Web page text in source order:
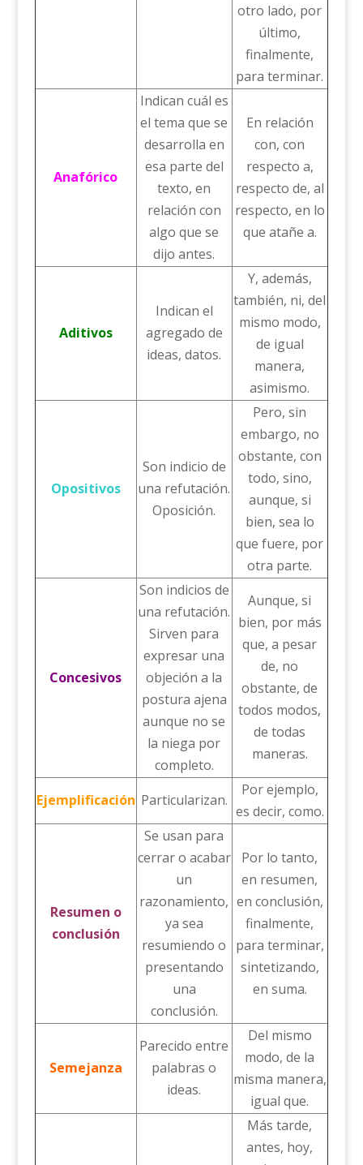
otro lado, por
último,
finalmente,
para terminar.
Anafórico
Indican cuál es
el tema que se
desarrolla en
esa parte del
texto, en
relación con
algo que se
dijo antes.
En relación
con, con
respecto a,
respecto de, al
respecto, en lo
que atañe a.
Aditivos
Indican el
agregado de
ideas, datos.
Y, además,
también, ni, del
mismo modo,
de igual
manera,
asimismo.
Opositivos
Son indicio de
una refutación.
Oposición.
Pero, sin
embargo, no
obstante, con
todo, sino,
aunque, si
bien, sea lo
que fuere, por
otra parte.
Concesivos
Son indicios de
una refutación.
Sirven para
expresar una
objeción a la
postura ajena
aunque no se
la niega por
completo.
Aunque, si
bien, por más
que, a pesar
de, no
obstante, de
todos modos,
de todas
maneras.
Ejemplificación Particularizan.
Por ejemplo,
es decir, como.
Resumen o
conclusión
Se usan para
cerrar o acabar
un
razonamiento,
ya sea
resumiendo o
presentando
una
conclusión.
Por lo tanto,
en resumen,
en conclusión,
finalmente,
para terminar,
sintetizando,
en suma.
Semejanza
Parecido entre
palabras o
ideas.
Del mismo
modo, de la
misma manera,
igual que.
Más tarde,
antes, hoy,